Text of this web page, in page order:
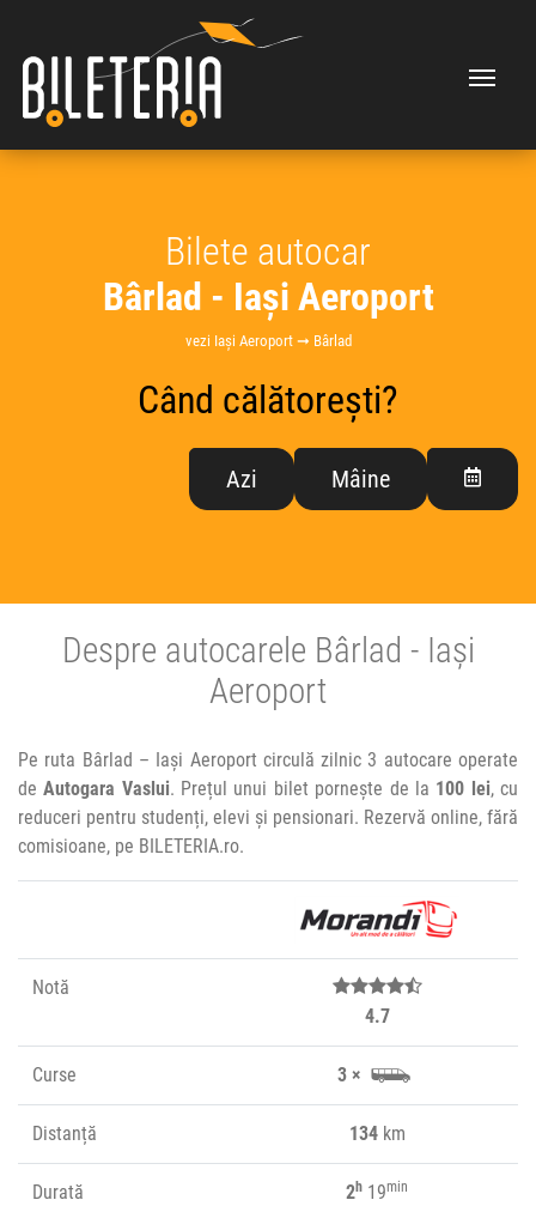
Bilete autocar
Bârlad - Iași Aeroport
vezi Iași Aeroport ➞ Bârlad
Când călătorești?
Azi Mâine
Despre autocarele Bârlad - Iași
Aeroport
Pe ruta Bârlad – Iași Aeroport circulă zilnic 3 autocare operate
deAutogara Vaslui. Prețul unui bilet pornește de la 100 lei, cu
reduceri pentru studenți, elevi și pensionari. Rezervă online, fără
comisioane, pe BILETERIA.ro.
Notă
4.7
Curse 3 ×
Distanță 134km
Durată 2h 19min